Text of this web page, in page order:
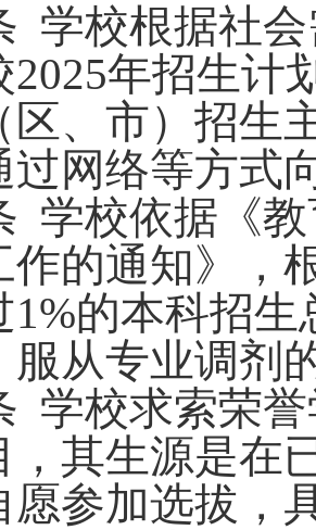
学校根据社
2025年招生计
区、市）招生
过网络等方式
学校依据《
作的通知》，
1%的本科招生
服从专业调剂
学校求索荣
，其生源是在
参加选拔，